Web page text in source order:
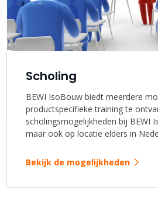
Scholing
BEWI IsoBouw biedt meerdere
productspecifieke training te
scholingsmogelijkheden bij BEWI
maar ook op locatie elders in
Bekijk de mogelijkheden